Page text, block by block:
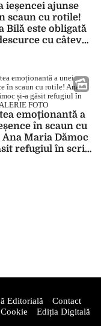
ieșencei ajunse
scaun cu rotile!
Bilă este obligată
cu câteva
emoționantă a
în scaun cu
Maria Dămoc
refugiul în scris
Editorială
Contact
Ediția Digitală